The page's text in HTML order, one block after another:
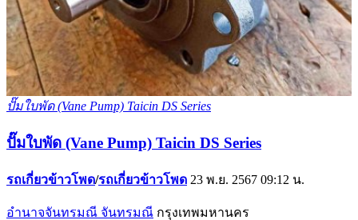
ปั๊มใบพัด (Vane Pump) Taicin DS Series
ปั๊มใบพัด (Vane Pump) Taicin DS Series
รถเกี่ยวข้าวโพด/รถเกี่ยวข้าวโพด 23 พ.ย. 2567 09:12 น.
อำนาจจันทรมณี จันทรมณี กรุงเทพมหานคร